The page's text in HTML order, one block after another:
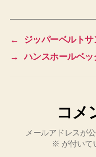
←
ジッパーベルトサ
→
ハンスホールベ
コメ
メールアドレスが
※ が付いて